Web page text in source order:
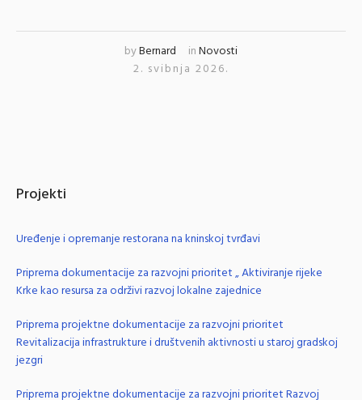
byBernard inNovosti
2. svibnja 2026.
Projekti
Uređenje i opremanje restorana na kninskoj tvrđavi
Priprema dokumentacije za razvojni prioritet „ Aktiviranje rijeke
Krke kao resursa za održivi razvoj lokalne zajednice
Priprema projektne dokumentacije za razvojni prioritet
Revitalizacija infrastrukture i društvenih aktivnosti u staroj gradskoj
jezgri
Priprema projektne dokumentacije za razvojni prioritet Razvoj